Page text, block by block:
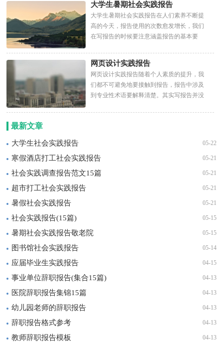
大学生暑期社会实践报告
大学生暑期社会实践报告在人们素养不断提
高的今天，报告使用的次数愈发增长，我们
在写报告的时候要注意涵盖报告的基本要
网页设计实践报告
网页设计实践报告随着个人素质的提升，我
们都不可避免地要接触到报告，报告中涉及
到专业性术语要解释清楚。其实写报告并没
最新文章
05-22
大学生社会实践报告
05-21
寒假酒店打工社会实践报告
05-21
社会实践调查报告范文15篇
05-21
超市打工社会实践报告
05-21
暑假社会实践报告
05-15
社会实践报告(15篇)
05-15
暑期社会实践报告敬老院
05-14
图书馆社会实践报告
04-15
应届毕业生实践报告
04-13
事业单位辞职报告(集合15篇)
04-13
医院辞职报告集锦15篇
04-13
幼儿园老师的辞职报告
04-13
辞职报告格式参考
04-13
教师辞职报告模板